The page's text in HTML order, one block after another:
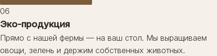
06
Эко-продукция
Прямо с нашей фермы — на ваш стол. Мы выращиваем
овощи, зелень и держим собственных животных.